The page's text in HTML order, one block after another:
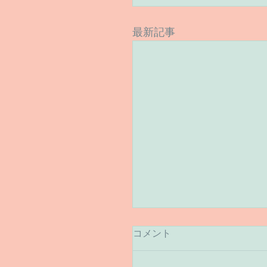
最新記事
コメント